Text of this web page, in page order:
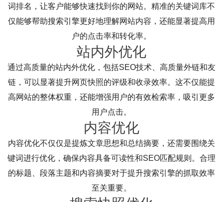
词排名，让客户能够快速找到你的网站。精准的关键词库不
仅能够帮助搜索引擎更好地理解网站内容，还能显著提高用
户的点击率和转化率。
站内外优化
通过高质量的站内外优化，包括SEO技术、高质量外链和友
链，可以显著提升网页快照的评级和收录效率。这不仅能提
高网站的整体权重，还能增强用户的有效检索率，吸引更多
用户点击。
内容优化
内容优化不仅仅是提炼文章思想和总结摘要，还需要围绕关
键词进行优化，确保内容具备可读性和SEO匹配规则。合理
的标题、段落主题和内容摘要对于提升搜索引擎的抓取效率
至关重要。